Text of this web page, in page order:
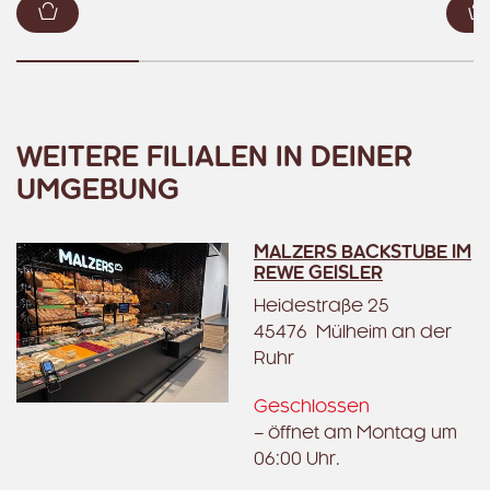
Zum Warenkorb hinzufügen
WEITERE FILIALEN IN DEINER
UMGEBUNG
MALZERS BACKSTUBE IM
REWE GEISLER
Heidestraße 25
45476 Mülheim an der
Ruhr
Geschlossen
– öffnet am Montag um
06:00 Uhr.